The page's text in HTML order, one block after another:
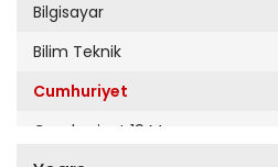
Bilgisayar
Bilim Teknik
Cumhuriyet
Cumhuriyet 19 Mayıs